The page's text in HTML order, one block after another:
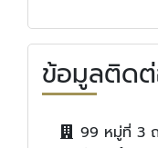
ข้อมูลติด
99 หมู่ที่ 3